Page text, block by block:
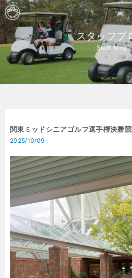
スタッフブ
Staff blog
関東ミッドシニアゴルフ選手権決勝
2025/10/09